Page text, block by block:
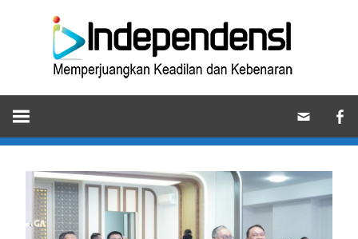
Memperjuangkan
Keadilan
dan
Kebenaran